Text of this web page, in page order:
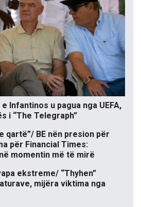
Infantinos u pagua nga UEFA,
i “The Telegraph”
qartë”/ BE nën presion për
për Financial Times:
momentin më të mirë
ekstreme/ “Thyhen”
mijëra viktima nga